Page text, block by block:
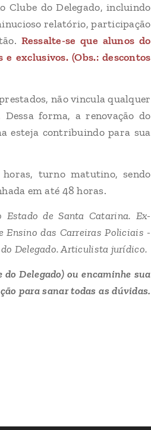
Clube do Delegado, incluindo
relatório, participação
Ressalte-se que alunos do
exclusivos. (Obs.: descontos
não vincula qualquer
forma, a renovação do
esteja contribuindo para sua
turno matutino, sendo
em até 48 horas.
de Santa Catarina. Ex-
Ensino das Carreiras Policiais -
Delegado. Articulista jurídico.
Delegado) ou encaminhe sua
para sanar todas as dúvidas.